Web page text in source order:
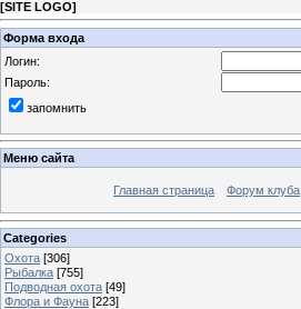
[SITE LOGO]
Форма входа
Логин:
Пароль:
запомнить
Меню сайта
Главная страница Форум клуба
Categories
Охота [306]
Рыбалка [755]
Подводная охота [49]
Флора и Фауна [223]